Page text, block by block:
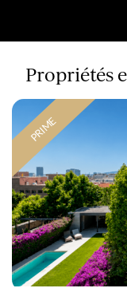
Propriétés
PRIME